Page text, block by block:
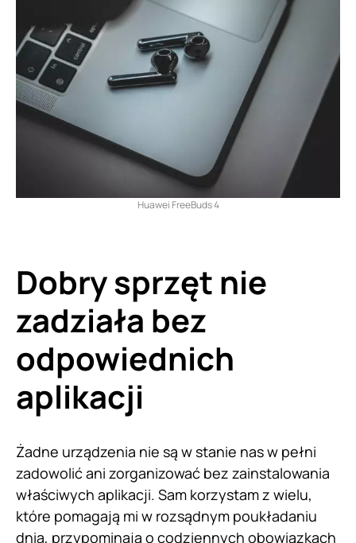
Huawei FreeBuds 4
Dobry sprzęt nie
zadziała bez
odpowiednich
aplikacji
Żadne urządzenia nie są w stanie nas w pełni
zadowolić ani zorganizować bez zainstalowania
właściwych aplikacji. Sam korzystam z wielu,
które pomagają mi w rozsądnym poukładaniu
dnia, przypominają o codziennych obowiązkach